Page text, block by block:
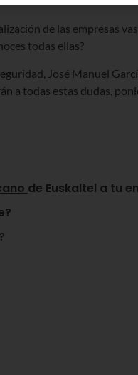
de las empresas
todas ellas?
José Manuel
a todas estas dudas,
de Euskaltel a tu
?
?